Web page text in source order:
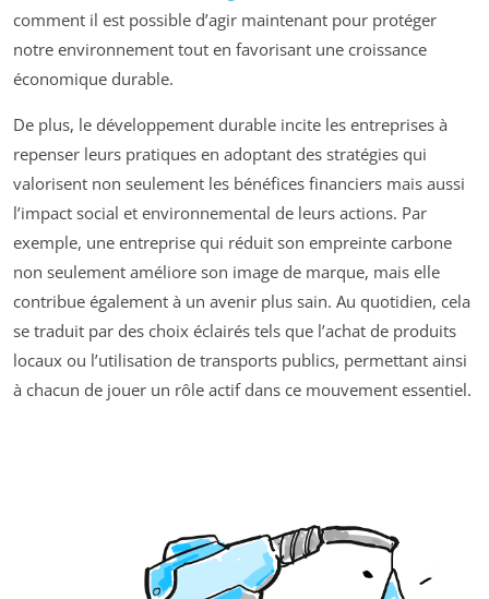
comment il est possible d’agir maintenant pour protéger
notre environnement tout en favorisant une croissance
économique durable.
De plus, le développement durable incite les entreprises à
repenser leurs pratiques en adoptant des stratégies qui
valorisent non seulement les bénéfices financiers mais aussi
l’impact social et environnemental de leurs actions. Par
exemple, une entreprise qui réduit son empreinte carbone
non seulement améliore son image de marque, mais elle
contribue également à un avenir plus sain. Au quotidien, cela
se traduit par des choix éclairés tels que l’achat de produits
locaux ou l’utilisation de transports publics, permettant ainsi
à chacun de jouer un rôle actif dans ce mouvement essentiel.